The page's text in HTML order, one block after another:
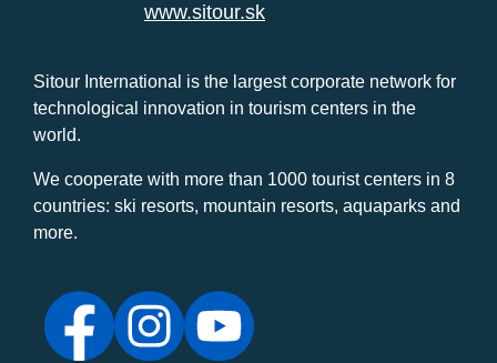
www.sitour.sk
Sitour International is the largest corporate network for
technological innovation in tourism centers in the
world.
We cooperate with more than 1000 tourist centers in 8
countries: ski resorts, mountain resorts, aquaparks and
more.